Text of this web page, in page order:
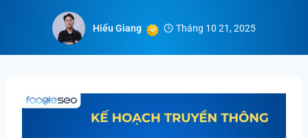
Hiếu Giang Tháng 10 21, 2025